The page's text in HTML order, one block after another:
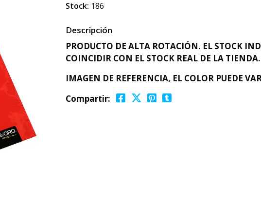
Stock: 186
Descripción
PRODUCTO DE ALTA ROTACIÓN. EL STOCK
COINCIDIR CON EL STOCK REAL DE LA TIENDA.
IMAGEN DE REFERENCIA, EL COLOR PUEDE
Compartir: